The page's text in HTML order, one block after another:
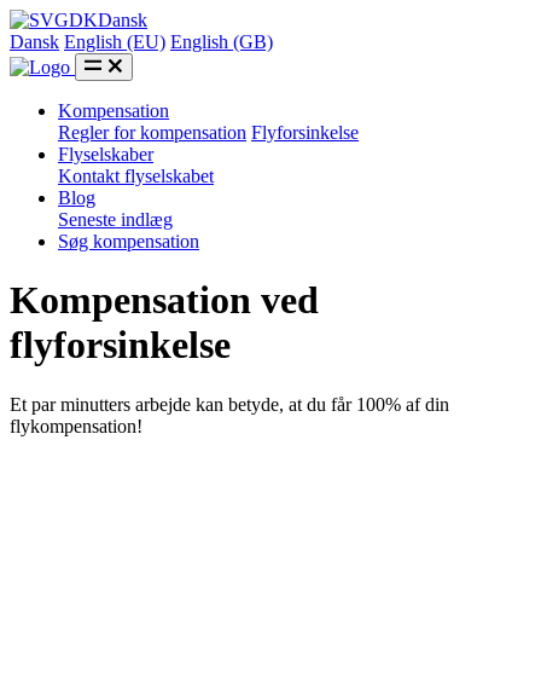
DKDansk
Dansk English (EU) English (GB)
Kompensation
Regler for kompensation Flyforsinkelse
Flyselskaber
Kontakt flyselskabet
Blog
Seneste indlæg
Søg kompensation
Kompensation ved
flyforsinkelse
Et par minutters arbejde kan betyde, at du får 100% af din
flykompensation!